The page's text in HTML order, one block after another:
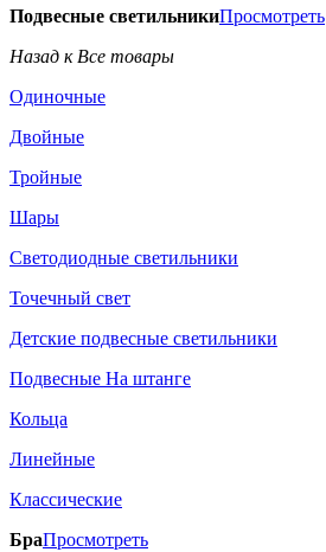
Подвесные светильникиПросмотреть
Назад к Все товары
Одиночные
Двойные
Тройные
Шары
Светодиодные светильники
Точечный свет
Детские подвесные светильники
Подвесные На штанге
Кольца
Линейные
Классические
БраПросмотреть